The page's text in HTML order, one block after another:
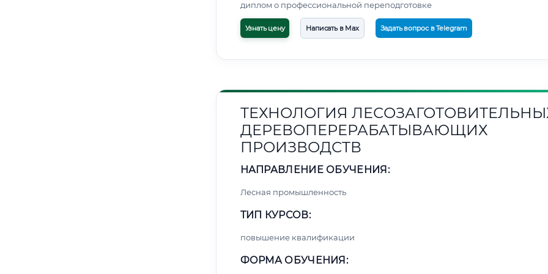
диплом о профессиональной переподготовке
Узнать цену Написать в Max Задать вопрос в Telegram
ТЕХНОЛОГИЯ
ДЕРЕВОПЕРЕРАБАТЫВАЮЩИХ
ПРОИЗВОДСТВ
НАПРАВЛЕНИЕ ОБУЧЕНИЯ:
Лесная промышленность
ТИП КУРСОВ:
повышение квалификации
ФОРМА ОБУЧЕНИЯ: